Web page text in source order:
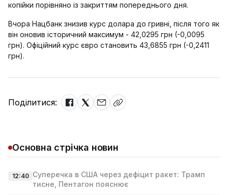
копійки порівняно із закриттям попереднього дня.
Вчора Нацбанк знизив курс долара до гривні, після того як
він оновив історичний максимум - 42,0295 грн (-0,0095
грн). Офіційний курс євро становить 43,6855 грн (-0,2411
грн).
Поділитися:
Основна стрічка новин
12:40 Суперечка в США через дефіцит ракет: Трамп
тисне, Пентагон пояснює